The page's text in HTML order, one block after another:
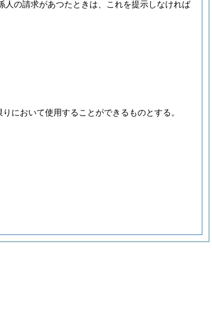
人の請求があつたときは、これを提示しなければ
において使用することができるものとする。